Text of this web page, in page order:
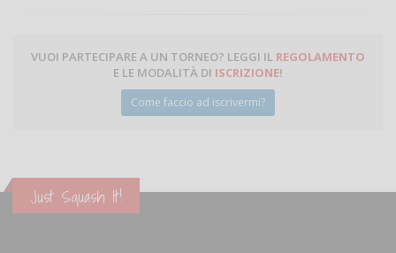
VUOI PARTECIPARE A UN TORNEO? LEGGI IL REGOLAMENTO
E LE MODALITÀ DI ISCRIZIONE!
Come faccio ad iscrivermi?
Just Squash It!